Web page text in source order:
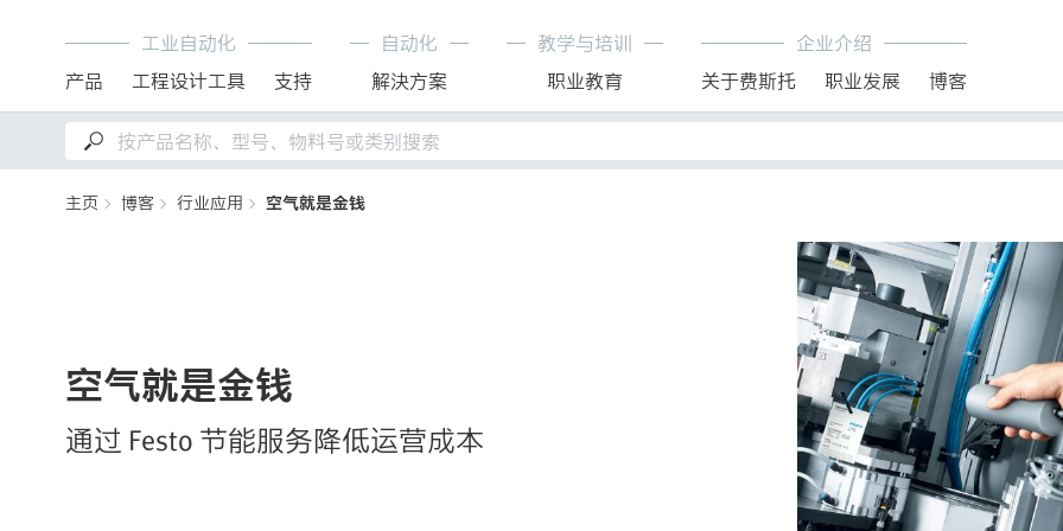
工业自动化
产品
工程设计工具 支持
自动化
解決方案
教学与培训
职业教育
企业介绍
关于费斯托
职业发展 博客
主页 博客 行业应用 空气就是金钱
空气就是金钱
通过 Festo 节能服务降低运营成本